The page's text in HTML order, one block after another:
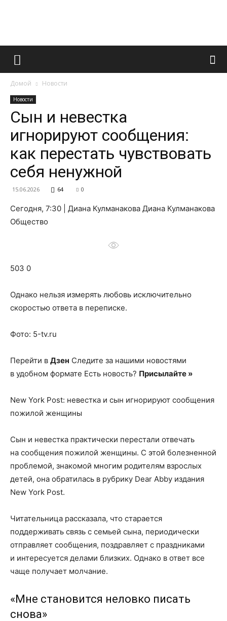
Французский
и
Домой Новости
Новости
Сын и невестка
игнорируют сообщения:
как перестать чувствовать
себя ненужной
15.06.2026 64 0
Сегодня, 7:30 | Диана Кулманакова Диана Кулманакова
Общество
503 0
Однако нельзя измерять любовь исключительно
скоростью ответа в переписке.
Фото: 5-tv.ru
Перейти в Дзен Следите за нашими новостями
в удобном формате Есть новость? Присылайте »
New York Post: невестка и сын игнорируют сообщения
пожилой женщины
Сын и невестка практически перестали отвечать
на сообщения пожилой женщины. С этой болезненной
проблемой, знакомой многим родителям взрослых
детей, она обратилась в рубрику Dear Abby издания
New York Post.
Читательница рассказала, что старается
поддерживать связь с семьей сына, периодически
отправляет сообщения, поздравляет с праздниками
и интересуется делами близких. Однако в ответ все
чаще получает молчание.
«Мне становится неловко писать
снова»